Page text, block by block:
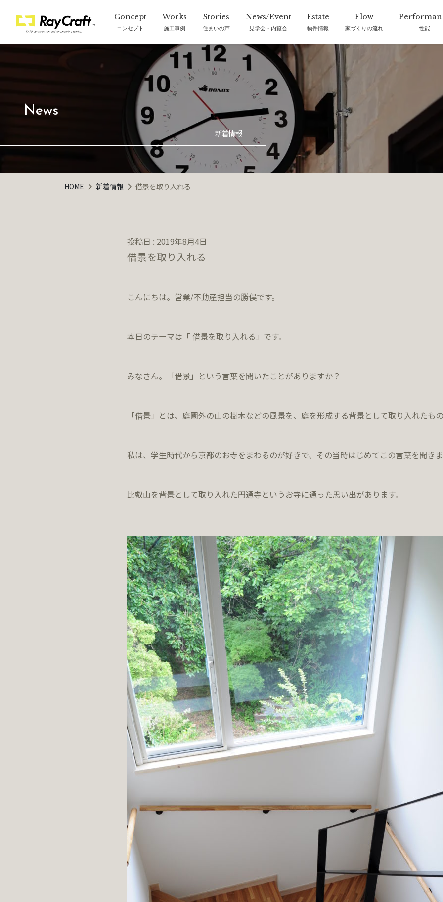
コンセプト 施工事例 住まいの声 見学会・内覧会 物件情報 家づくりの流れ 性能
新着情報
HOME 新着情報 借景を取り入れる
投稿日 : 2019年8月4日
借景を取り入れる
こんにちは。営業/不動産担当の勝俣です。
本日のテーマは「 借景を取り入れる」です。
みなさん。「借景」という言葉を聞いたことがありますか？
「借景」とは、庭園外の山の樹木などの風景を、庭を形成する背景として取り入れたも
私は、学生時代から京都のお寺をまわるのが好きで、その当時はじめてこの言葉を聞き
比叡山を背景として取り入れた円通寺というお寺に通った思い出があります。